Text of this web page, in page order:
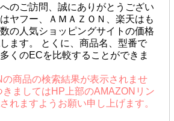
のご訪問、誠にありがとうござい
ヤフー、ＡＭＡＺＯＮ、楽天はも
の人気ショッピングサイトの価格
ます。 とくに、商品名、型番で
くのECを比較することができま
商品の検索結果が表示されませ
きましてはHP上部のAMAZONリン
れますようお願い申し上げます。